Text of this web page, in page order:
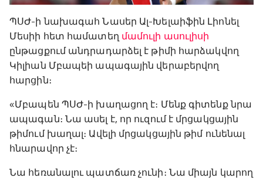
ՊՍԺ-ի նախագահ Նասեր Ալ-Խելաիֆին Լիոնել
Մեսիի հետ համատեղ մամուլի ասուլիսի
ընթացքում անդրադարձել է թիմի հարձակվող
Կիլիան Մբապեի ապագային վերաբերվող
հարցին։
«Մբապեն ՊՍԺ-ի խաղացող է։ Մենք գիտենք նրա
ապագան։ Նա ասել է, որ ուզում է մրցակցային
թիմում խաղալ։ Ավելի մրցակցային թիմ ունենալ
հնարավոր չէ։
Նա հեռանալու պատճառ չունի։ Նա միայն կարող